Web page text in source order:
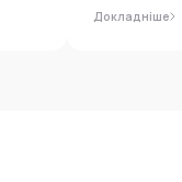
Докладніше